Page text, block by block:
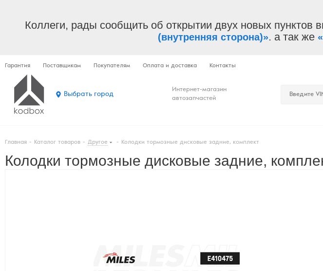
Коллеги, рады сообщить об открытии двух новых пунктов
(внутренняя сторона)». а так же
Гарантия Поставщикам Покупателям Оплата и доставка Контакты
Выбрать город
Интернет-магазин
автозапчастей
Главная - Каталог товаров - Другое - Колодки тормозные дисковые задние, комплект
Колодки тормозные дисковые задние,